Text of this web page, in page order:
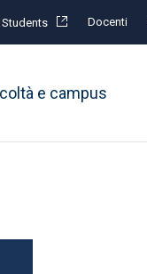
Docenti
e campus